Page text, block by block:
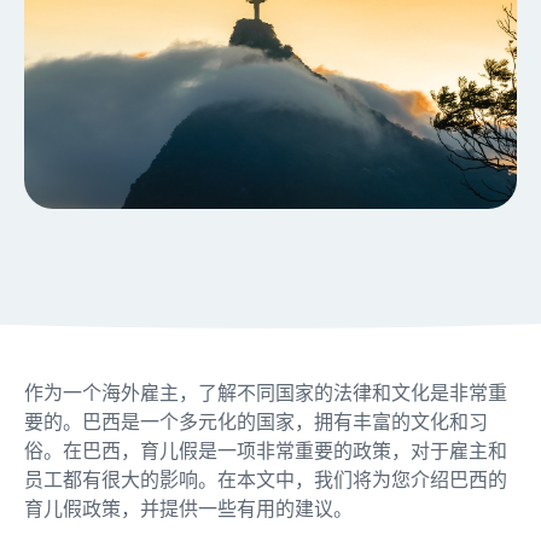
作为一个海外雇主，了解不同国家的法律和文化是非常重
要的。巴西是一个多元化的国家，拥有丰富的文化和习
俗。在巴西，育儿假是一项非常重要的政策，对于雇主和
员工都有很大的影响。在本文中，我们将为您介绍巴西的
育儿假政策，并提供一些有用的建议。